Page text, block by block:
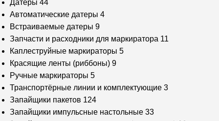
Датеры 44
Автоматические датеры 4
Встраиваемые датеры 9
Запчасти и расходники для маркиратора 11
Каплеструйные маркираторы 5
Красящие ленты (риббоны) 9
Ручные маркираторы 5
Транспортёрные линии и комплектующие 3
Запайщики пакетов 124
Запайщики импульсные настольные 33